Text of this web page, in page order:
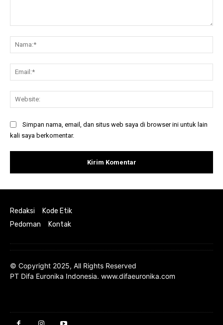
Simpan nama, email, dan situs web saya di browser ini untuk lain
kali saya berkomentar.
Redaksi
Kode Etik
Pedoman
Kontak
© Copyright 2025, All Rights Reserved
PT Difa Euronika Indonesia. www.difaeuronika.com